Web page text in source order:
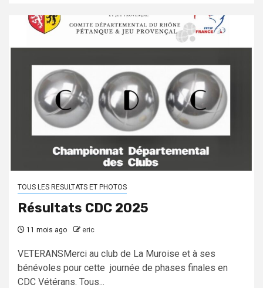
TOUS LES RESULTATS ET PHOTOS
Résultats CDC 2025
11 mois ago eric
VETERANSMerci au club de La Muroise et à ses
bénévoles pour cette journée de phases finales en
CDC Vétérans. Tous...